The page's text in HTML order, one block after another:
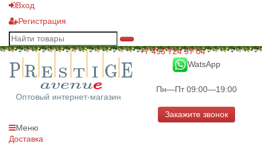
Вход
Регистрация
Оптовый интернет-магазин
+7 495 724 97 04
WatsApp
Пн—Пт 09:00—19:00
Закажите звонок
Меню
Доставка